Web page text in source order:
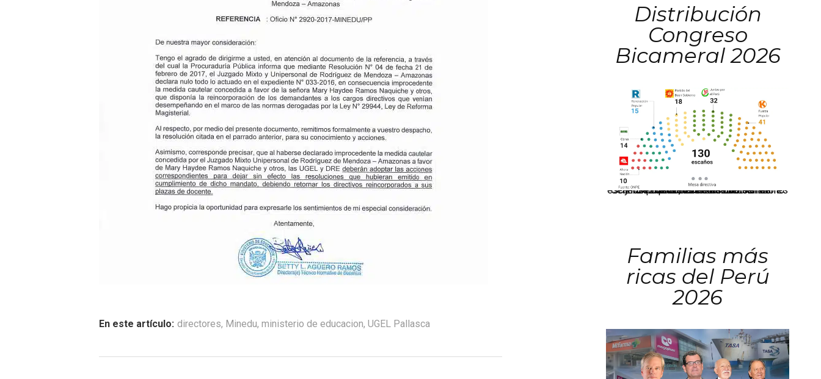
En este artículo: directores, Minedu, ministerio de educacion, UGEL Pallasca
Distribución
Congreso
Bicameral 2026
El JNE oficializó la distribución de escaños para la elección de 60 senadores y 130 diputados en las Elecciones Generales 2026, tras el restablecimiento de la Bicameralidad.
Familias más
ricas del Perú
2026